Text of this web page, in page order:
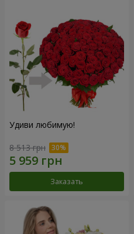
Удиви любимую!
8 513 грн
Заказать